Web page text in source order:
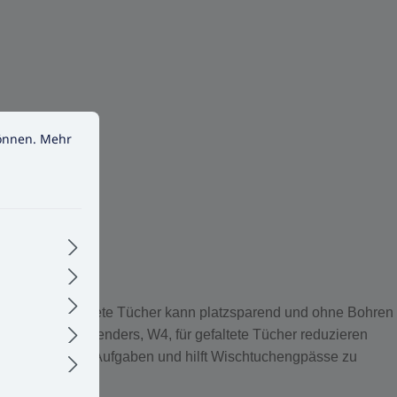
W4, für gefaltete Tücher kann platzsparend und ohne Bohren
Einzeltuchspenders, W4, für gefaltete Tücher reduzieren
für andere Aufgaben und hilft Wischtuchengpässe zu
Mehr Informationen ...
Mehr